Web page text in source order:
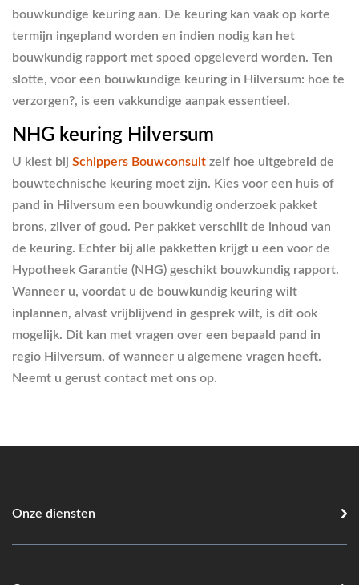
bouwkundige keuring aan. De keuring kan vaak op korte
termijn ingepland worden en indien nodig kan het
bouwkundig rapport met spoed opgeleverd worden. Ten
slotte, voor een bouwkundige keuring in Hilversum: hoe te
verzorgen?, is een vakkundige aanpak essentieel.
NHG keuring Hilversum
U kiest bij Schippers Bouwconsult zelf hoe uitgebreid de
bouwtechnische keuring moet zijn. Kies voor een huis of
pand in Hilversum een bouwkundig onderzoek pakket
brons, zilver of goud. Per pakket verschilt de inhoud van
de keuring. Echter bij alle pakketten krijgt u een voor de
Hypotheek Garantie (NHG) geschikt bouwkundig rapport.
Wanneer u, voordat u de bouwkundig keuring wilt
inplannen, alvast vrijblijvend in gesprek wilt, is dit ook
mogelijk. Dit kan met vragen over een bepaald pand in
regio Hilversum, of wanneer u algemene vragen heeft.
Neemt u gerust contact met ons op.
Onze diensten